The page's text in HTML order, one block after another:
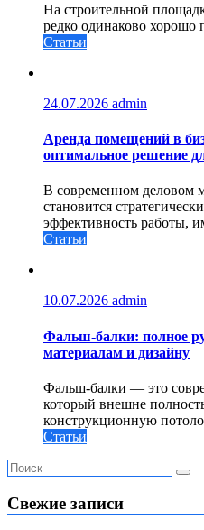
На строительной
редко одинаково хорошо
Статьи
24.07.2026 admin
Аренда помещений в
оптимальное решение
В современном деловом
становится
эффективность работы,
Статьи
10.07.2026 admin
Фальш-балки: полное
материалам и дизайну
Фальш-балки — это
который внешне
конструкционную
Статьи
Свежие записи